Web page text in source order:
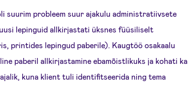
suurim probleem suur ajakulu administratiivsete
lepinguid allkirjastati üksnes füüsiliselt
printides lepingud paberile). Kaugtöö osakaalu
paberil allkirjastamine ebamõistlikuks ja kohati ka
kuna klient tuli identifitseerida ning tema